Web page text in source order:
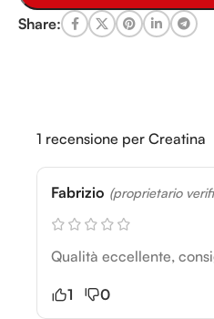
Share:
1 recensione per Creatina
Fabrizio (proprietario
Qualità eccellente,
1
0